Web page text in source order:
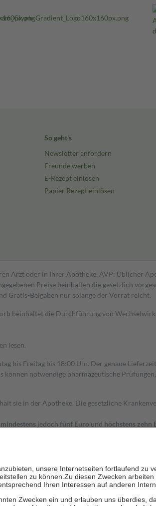
So geht's
Newsletter anfordern
Freunde werben
E-Rezept einlösen
Papier Rezept einlösen
Arzt oder in Ihrer Apotheke. AVP: Üblicher
Preise beinhalten die gesetzlich
Gratis-Beigaben nur solange der Vorrat reicht.
beinhaltet die Durchführung von
lesen.
bis Freitag bis 18:00 Uhr. Der genaue
notwendige pharmazeutische
sie in der Apotheke. Die gesetzliche
mindestens jedoch fünf Euro und höchstens zehn
Stellung der Familie zu unterstützen, fallen